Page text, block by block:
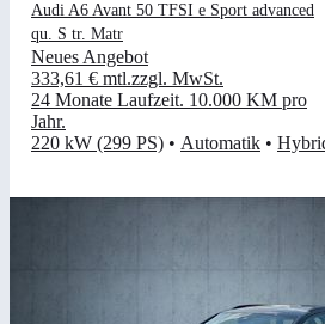
Audi A6 Avant 50 TFSI e Sport advanced
qu. S tr. Matr
Neues Angebot
333,61 € mtl.zzgl. MwSt.
24 Monate Laufzeit. 10.000 KM pro
Jahr.
220 kW (299 PS) • Automatik •